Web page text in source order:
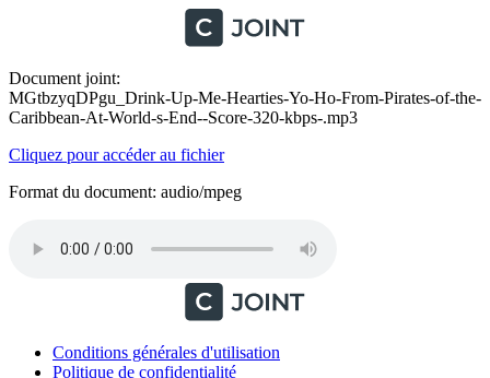
Document joint:
MGtbzyqDPgu_Drink-Up-Me-Hearties-Yo-Ho-From-Pirates-of-the-
Caribbean-At-World-s-End--Score-320-kbps-.mp3
Cliquez pour accéder au fichier
Format du document: audio/mpeg
Conditions générales d'utilisation
Politique de confidentialité